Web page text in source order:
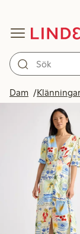
Dam Klänningar